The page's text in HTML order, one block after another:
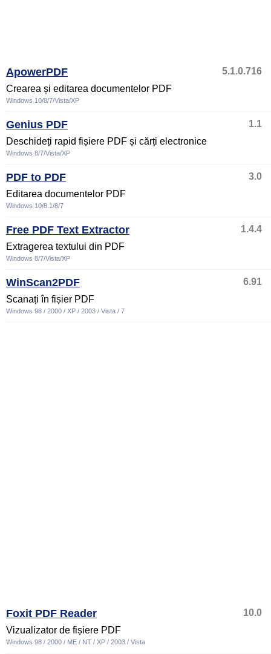
ApowerPDF
5.1.0.716
Crearea și editarea documentelor PDF
Windows 10/8/7/Vista/XP
Genius PDF
1.1
Deschideți rapid fișiere PDF și cărți electronice
Windows 8/7/Vista/XP
PDF to PDF
3.0
Editarea documentelor PDF
Windows 10/8.1/8/7
Free PDF Text Extractor
1.4.4
Extragerea textului din PDF
Windows 8/7/Vista/XP
WinScan2PDF
6.91
Scanați în fișier PDF
Windows 98 / 2000 / XP / 2003 / Vista / 7
Foxit PDF Reader
10.0
Vizualizator de fișiere PDF
Windows 98 / 2000 / ME / NT / XP / 2003 / Vista